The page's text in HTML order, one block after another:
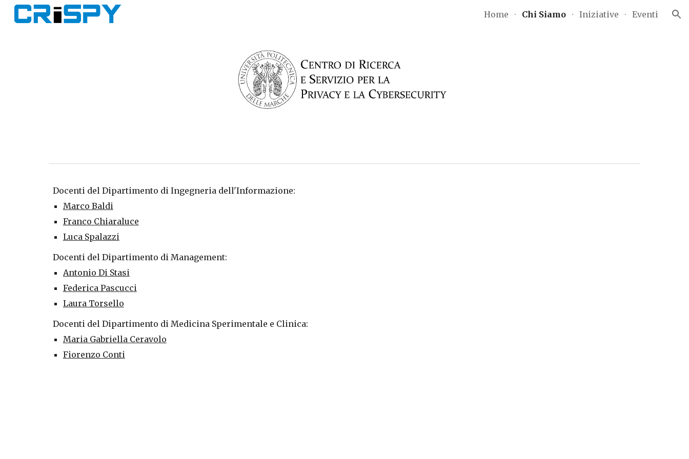
Home Chi Siamo Iniziative Eventi
Docenti del Dipartimento di Ingegneria dell'Informazione:
Marco Baldi
Franco Chiaraluce
Luca Spalazzi
Docenti del Dipartimento di Management:
Antonio Di Stasi
Federica Pascucci
Laura Torsello
Docenti del Dipartimento di Medicina Sperimentale e Clinica:
Maria Gabriella Ceravolo
Fiorenzo Conti